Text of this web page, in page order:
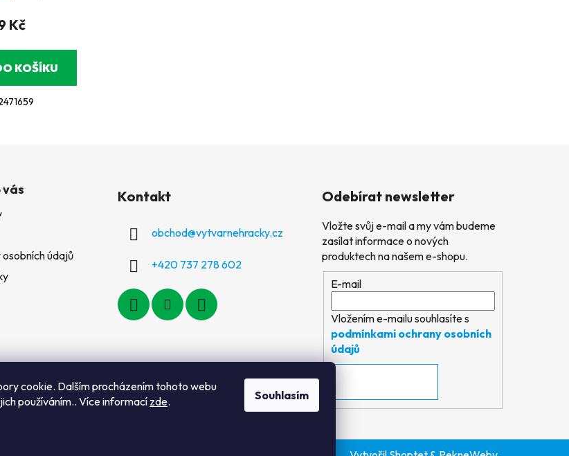
cookie. Dalším procházením tohoto webu
používáním.. Více informacízde. Souhlasím
Kč
KOŠÍKU
údajů
Kontakt
obchod@vytvarnehracky.cz
+420 737 278 602
Odebírat newsletter
Vložte svůj e-mail a my vám budeme
zasílat informace o nových
produktech na našem e-shopu.
E-mail
Vložením e-mailu souhlasíte s
podmínkami ochrany osobních
údajů